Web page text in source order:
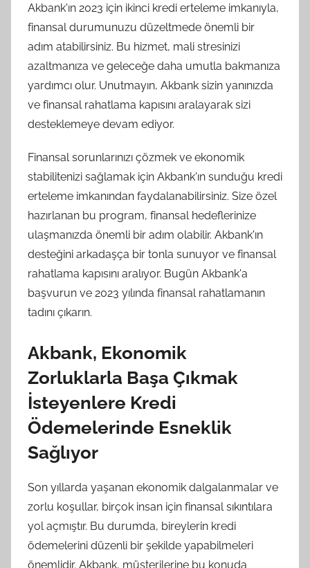
Akbank'ın 2023 için ikinci kredi erteleme imkanıyla,
finansal durumunuzu düzeltmede önemli bir
adım atabilirsiniz. Bu hizmet, mali stresinizi
azaltmanıza ve geleceğe daha umutla bakmanıza
yardımcı olur. Unutmayın, Akbank sizin yanınızda
ve finansal rahatlama kapısını aralayarak sizi
desteklemeye devam ediyor.
Finansal sorunlarınızı çözmek ve ekonomik
stabilitenizi sağlamak için Akbank'ın sunduğu kredi
erteleme imkanından faydalanabilirsiniz. Size özel
hazırlanan bu program, finansal hedeflerinize
ulaşmanızda önemli bir adım olabilir. Akbank'ın
desteğini arkadaşça bir tonla sunuyor ve finansal
rahatlama kapısını aralıyor. Bugün Akbank'a
başvurun ve 2023 yılında finansal rahatlamanın
tadını çıkarın.
Akbank, Ekonomik
Zorluklarla Başa Çıkmak
İsteyenlere Kredi
Ödemelerinde Esneklik
Sağlıyor
Son yıllarda yaşanan ekonomik dalgalanmalar ve
zorlu koşullar, birçok insan için finansal sıkıntılara
yol açmıştır. Bu durumda, bireylerin kredi
ödemelerini düzenli bir şekilde yapabilmeleri
önemlidir. Akbank, müşterilerine bu konuda